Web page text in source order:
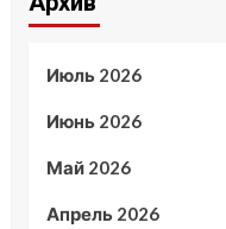
Июль 2026
Июнь 2026
Май 2026
Апрель 2026